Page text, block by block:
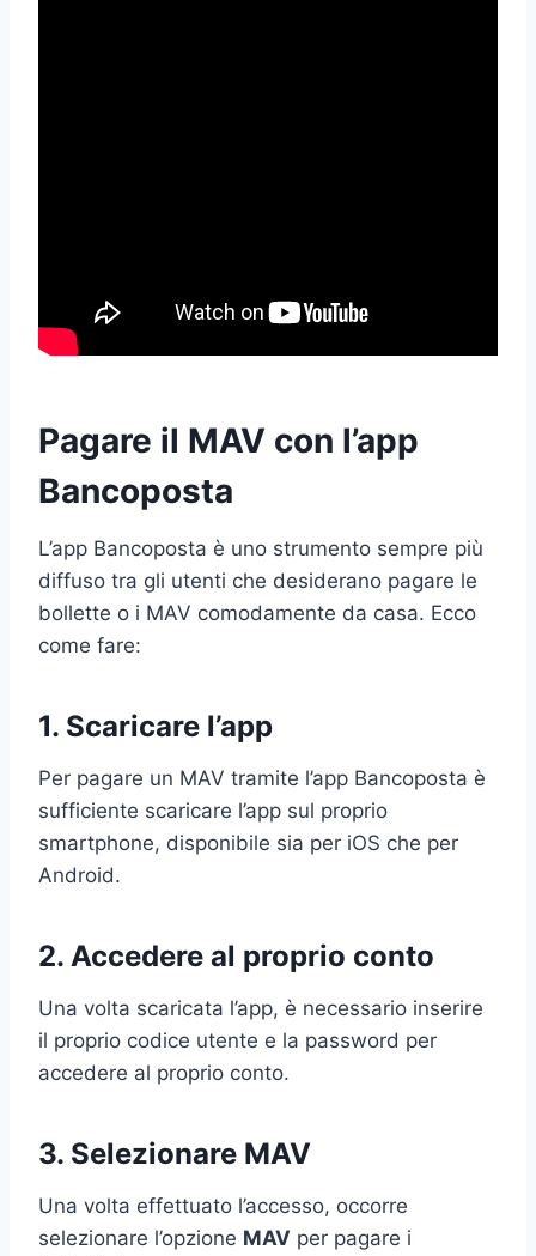
Pagare il MAV con l’app
Bancoposta
L’app Bancoposta è uno strumento sempre più
diffuso tra gli utenti che desiderano pagare le
bollette o i MAV comodamente da casa. Ecco
come fare:
1. Scaricare l’app
Per pagare un MAV tramite l’app Bancoposta è
sufficiente scaricare l’app sul proprio
smartphone, disponibile sia per iOS che per
Android.
2. Accedere al proprio conto
Una volta scaricata l’app, è necessario inserire
il proprio codice utente e la password per
accedere al proprio conto.
3. Selezionare MAV
Una volta effettuato l’accesso, occorre
selezionare l’opzione MAV per pagare i